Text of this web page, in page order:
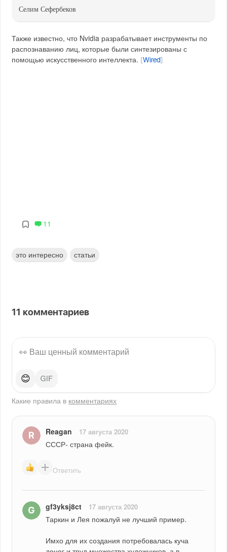
Селим Сефербеков
Также известно, что Nvidia разрабатывает инструменты по
распознаванию лиц, которые были синтезированы с
помощью искусственного интеллекта. [Wired]
11
это интересно статьи
11 комментариев
😊
Какие правила в комментариях
Reagan 17 августа 2020
СССР- страна фейк.
Ответить
gf3yksj8ct 17 августа 2020
Таркин и Лея пожалуй не лучший пример.
Имхо для их создания потребовалась куча